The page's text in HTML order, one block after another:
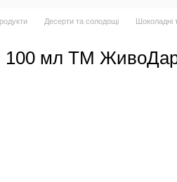
Десерти та солодощі
Шоколадні
100 мл ТМ